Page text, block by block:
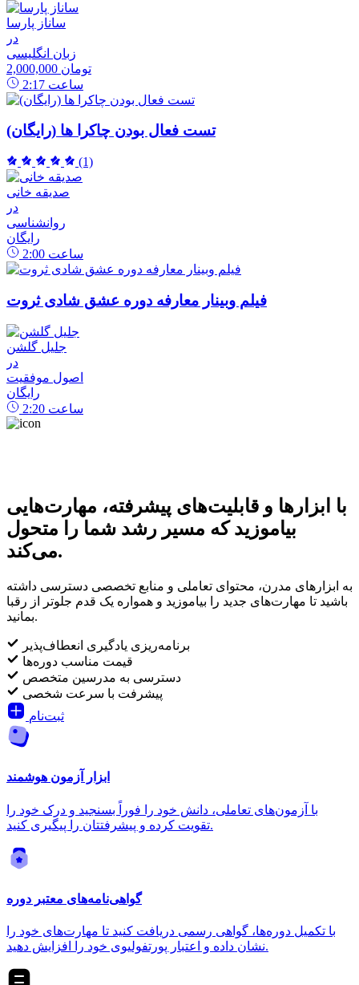
ساناز پارسا
در
زبان انگلیسی
2,000,000 تومان
2:17 ساعت
تست فعال بودن چاکرا ها (رایگان)
(1)
صدیقه خانی
در
روانشناسی
رایگان
2:00 ساعت
فیلم وبینار معارفه دوره عشق شادی ثروت
جلیل گلشن
در
اصول موفقیت
رایگان
2:20 ساعت
با ابزارها و قابلیت‌های پیشرفته، مهارت‌هایی
بیاموزید که مسیر رشد شما را متحول
می‌کند.
به ابزارهای مدرن، محتوای تعاملی و منابع تخصصی دسترسی داشته
باشید تا مهارت‌های جدید را بیاموزید و همواره یک قدم جلوتر از رقبا
بمانید.
برنامه‌ریزی یادگیری انعطاف‌پذیر
قیمت مناسب دوره‌ها
دسترسی به مدرسین متخصص
پیشرفت با سرعت شخصی
ثبت‌نام
ابزار آزمون هوشمند
با آزمون‌های تعاملی، دانش خود را فوراً بسنجید و درک خود را
تقویت کرده و پیشرفتتان را پیگیری کنید.
گواهی‌نامه‌های معتبر دوره
با تکمیل دوره‌ها، گواهی رسمی دریافت کنید تا مهارت‌های خود را
نشان داده و اعتبار پورتفولیوی خود را افزایش دهید.